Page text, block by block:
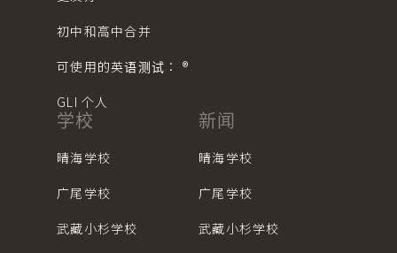
初中和高中合并
可使用的英语测试： ®︎
GLI 个人
学校
晴海学校
广尾学校
武藏小杉学校
新闻
晴海学校
广尾学校
武藏小杉学校